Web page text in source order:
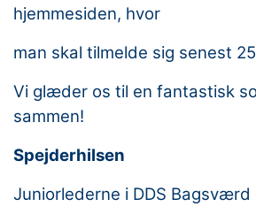
hjemmesiden, hvor
man skal tilmelde sig senest
Vi glæder os til en fantastisk
sammen!
Spejderhilsen
Juniorlederne i DDS Bagsværd